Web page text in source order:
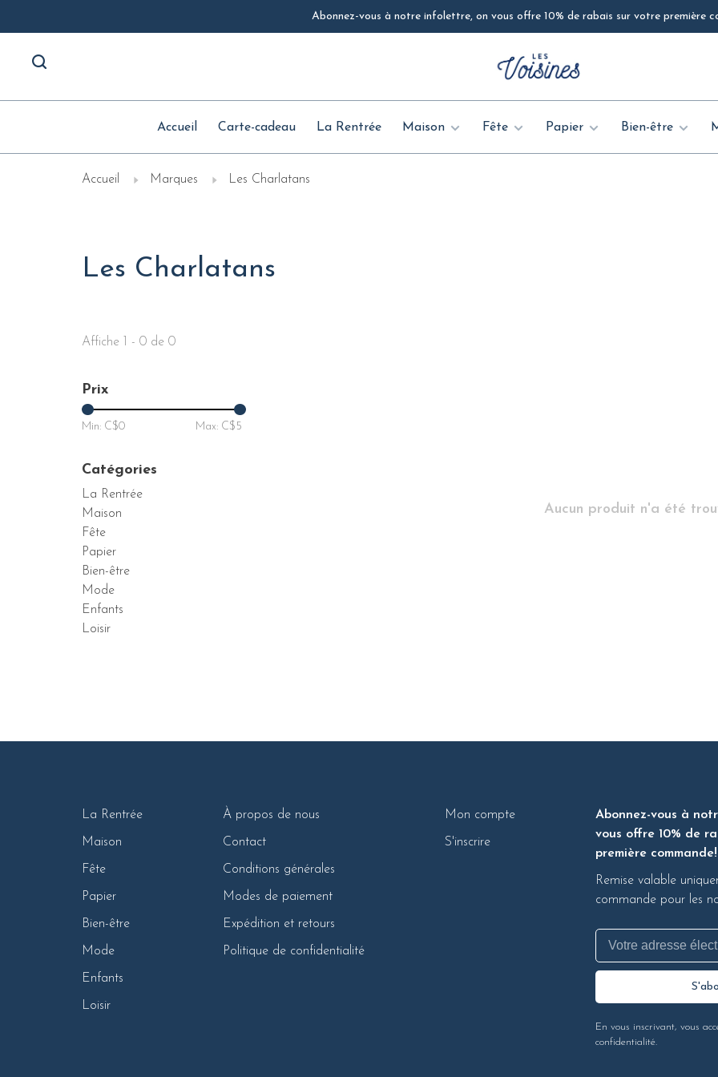
Abonnez-vous à notre infolettre, on vous offre 10% de rabais sur votre première
Accueil Carte-cadeau La Rentrée Maison Fête Papier Bien-être
Accueil Marques Les Charlatans
Les Charlatans
Affiche 1 - 0 de 0
Prix
Min: C$0 Max: C$ 5
Catégories
La Rentrée
Maison
Fête
Papier
Bien-être
Mode
Enfants
Loisir
Aucun produit n'a été
La Rentrée
Maison
Fête
Papier
Bien-être
Mode
Enfants
Loisir
À propos de nous
Contact
Conditions générales
Modes de paiement
Expédition et retours
Politique de confidentialité
Mon compte
S'inscrire
Abonnez-vous à
vous offre 10% de
première commande!
Remise valable
commande pour les
En vous inscrivant, vous
confidentialité.